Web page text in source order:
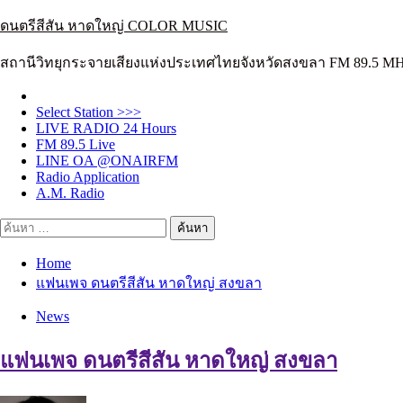
Skip
to
content
ดนตรีสีสัน หาดใหญ่ COLOR MUSIC
สถานีวิทยุกระจายเสียงแห่งประเทศไทยจังหวัดสงขลา FM 89.5
Select Station >>>
LIVE RADIO 24 Hours
FM 89.5 Live
LINE OA @ONAIRFM
Radio Application
A.M. Radio
ค้นหา
Home
แฟนเพจ ดนตรีสีสัน หาดใหญ่ สงขลา
News
แฟนเพจ ดนตรีสีสัน หาดใหญ่ สงขลา